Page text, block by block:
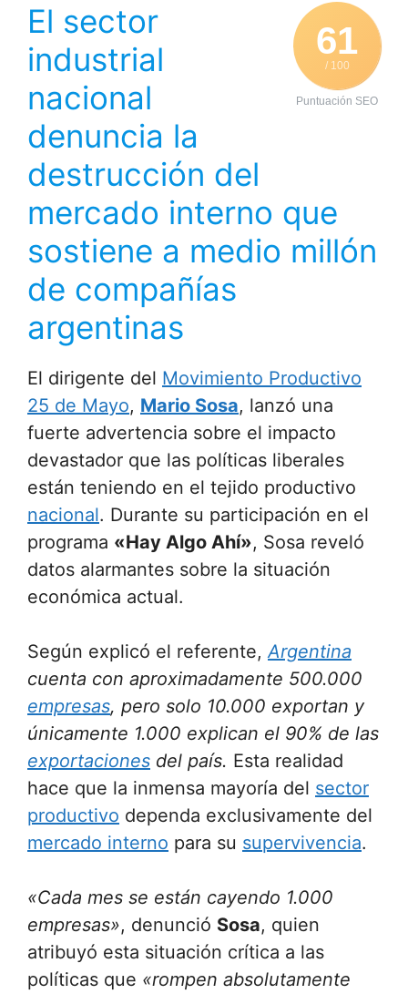
61
/ 100
Puntuación SEO
El sector
industrial
nacional
denuncia la
destrucción del
mercado interno que
sostiene a medio millón
de compañías
argentinas
El dirigente del Movimiento Productivo
25 de Mayo, Mario Sosa, lanzó una
fuerte advertencia sobre el impacto
devastador que las políticas liberales
están teniendo en el tejido productivo
nacional. Durante su participación en el
programa «Hay Algo Ahí», Sosa reveló
datos alarmantes sobre la situación
económica actual.
Según explicó el referente, Argentina
cuenta con aproximadamente 500.000
empresas, pero solo 10.000 exportan y
únicamente 1.000 explican el 90% de las
exportaciones del país. Esta realidad
hace que la inmensa mayoría del sector
productivo dependa exclusivamente del
mercado interno para su supervivencia.
«Cada mes se están cayendo 1.000
empresas», denunció Sosa, quien
atribuyó esta situación crítica a las
políticas que «rompen absolutamente